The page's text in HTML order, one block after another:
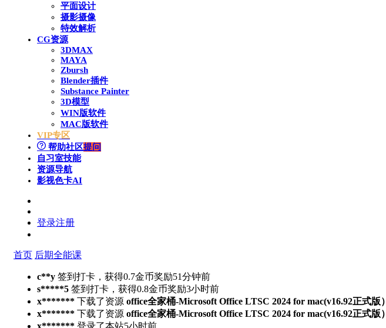
平面设计
摄影摄像
特效解析
CG资源
3DMAX
MAYA
Zbursh
Blender插件
Substance Painter
3D模型
WIN版软件
MAC版软件
VIP专区
帮助社区提问
自习室技能
资源导航
影视色卡AI
登录注册
首页 后期全能课
c**y 签到打卡，获得0.7金币奖励51分钟前
s*****5 签到打卡，获得0.8金币奖励3小时前
x******* 下载了资源 office全家桶-Microsoft Office LTSC 2024 for mac(v16.92正式版）
x******* 下载了资源 office全家桶-Microsoft Office LTSC 2024 for mac(v16.92正式版）
x******* 登录了本站5小时前